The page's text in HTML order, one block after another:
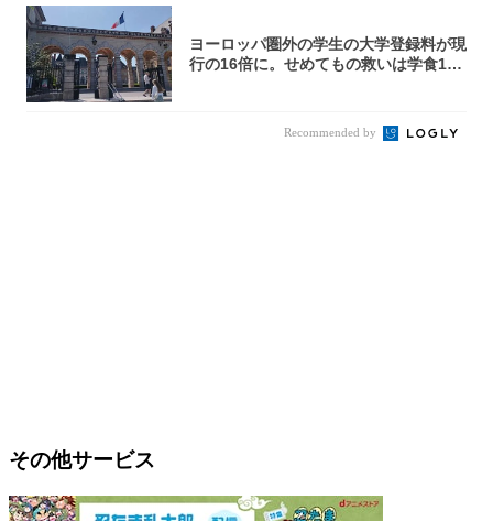
ヨーロッパ圏外の学生の大学登録料が現
行の16倍に。せめてもの救いは学食1€?
Recommended by
その他サービス